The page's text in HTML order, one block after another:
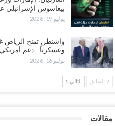
بعد اقتحام منزل شيخ بارز..
تبدأ احتشاداً على الحدود السعودية..!
2, 2026
غضبٍ جنوباً.. دعوات لإغلاق مطرح
للتجنيد إلى ساحة لتصفية قادة
2, 2026
لإشعال حرب..!
بيغاسوس الإسرائيلي
يوليو 19, 2026
واشنطن تمنح الرياض
وعسكرياً.. دعم
يوليو 16, 2026
السابق التالي
مقالات